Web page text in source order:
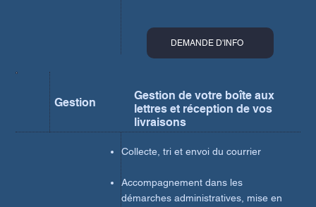
DEMANDE D'INFO
Gestion
Gestion de votre boîte aux
lettres et réception de vos
livraisons
Collecte, tri et envoi du courrier
Accompagnement dans les
démarches administratives, mise en